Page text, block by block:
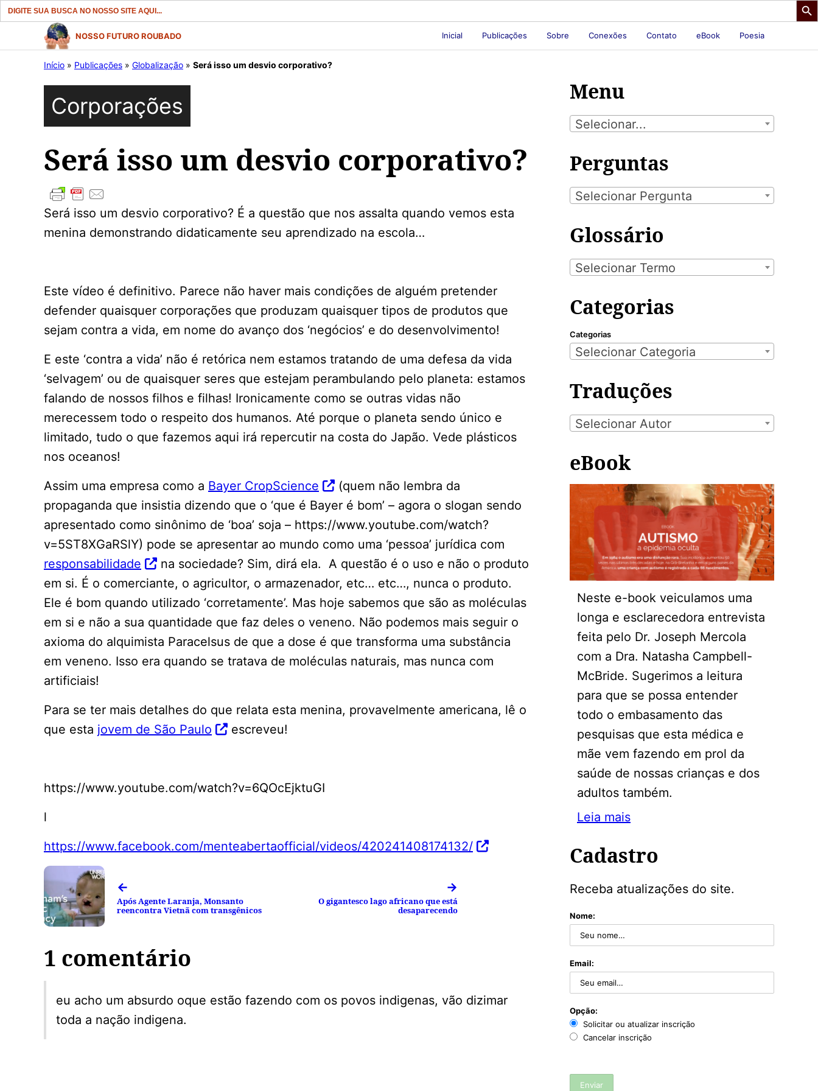
Search
for:
conteúdo
NOSSO FUTURO ROUBADO Inicial Publicações Sobre Conexões Contato eBook Poesia
Início » Publicações » Globalização » Será isso um desvio corporativo?
Corporações
Será isso um desvio corporativo?
Será isso um desvio corporativo? É a questão que nos assalta quando vemos esta
menina demonstrando didaticamente seu aprendizado na escola…
Este vídeo é definitivo. Parece não haver mais condições de alguém pretender
defender quaisquer corporações que produzam quaisquer tipos de produtos que
sejam contra a vida, em nome do avanço dos ‘negócios’ e do desenvolvimento!
E este ‘contra a vida’ não é retórica nem estamos tratando de uma defesa da vida
‘selvagem’ ou de quaisquer seres que estejam perambulando pelo planeta: estamos
falando de nossos filhos e filhas! Ironicamente como se outras vidas não
merecessem todo o respeito dos humanos. Até porque o planeta sendo único e
limitado, tudo o que fazemos aqui irá repercutir na costa do Japão. Vede plásticos
nos oceanos!
Assim uma empresa como a Bayer CropScience
(quem não lembra da
propaganda que insistia dizendo que o ‘que é Bayer é bom’ – agora o slogan sendo
apresentado como sinônimo de ‘boa’ soja – https://www.youtube.com/watch?
v=5ST8XGaRSlY) pode se apresentar ao mundo como uma ‘pessoa’ jurídica com
responsabilidade
na sociedade? Sim, dirá ela. A questão é o uso e não o produto
em si. É o comerciante, o agricultor, o armazenador, etc… etc…, nunca o produto.
Ele é bom quando utilizado ‘corretamente’. Mas hoje sabemos que são as moléculas
em si e não a sua quantidade que faz deles o veneno. Não podemos mais seguir o
axioma do alquimista Paracelsus de que a dose é que transforma uma substância
em veneno. Isso era quando se tratava de moléculas naturais, mas nunca com
artificiais!
Para se ter mais detalhes do que relata esta menina, provavelmente americana, lê o
que esta jovem de São Paulo escreveu!
https://www.youtube.com/watch?v=6QOcEjktuGI
l
https://www.facebook.com/menteabertaofficial/videos/420241408174132/
←
Após Agente Laranja, Monsanto
reencontra Vietnã com transgênicos
→
O gigantesco lago africano que está
desaparecendo
1 comentário
eu acho um absurdo oque estão fazendo com os povos indigenas, vão dizimar
toda a nação indigena.
Menu
Selecionar...
Perguntas
Selecionar Pergunta
Glossário
Selecionar Termo
Categorias
Categorias
Selecionar Categoria
Traduções
Selecionar Autor
eBook
Neste e-book veiculamos uma
longa e esclarecedora entrevista
feita pelo Dr. Joseph Mercola
com a Dra. Natasha Campbell-
McBride. Sugerimos a leitura
para que se possa entender
todo o embasamento das
pesquisas que esta médica e
mãe vem fazendo em prol da
saúde de nossas crianças e dos
adultos também.
Leia mais
Cadastro
Receba atualizações do site.
Nome:
Email:
Opção:
Solicitar ou atualizar inscrição
Cancelar inscrição